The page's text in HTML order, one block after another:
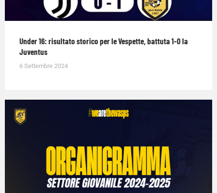
Under 16: risultato storico per le Vespette, battuta 1-0 la
Juventus
6 Settembre 2024